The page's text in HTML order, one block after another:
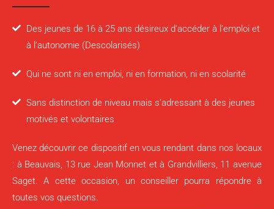
Des jeunes de 16 à 25 ans désireux d’accéder à l’emploi et
à l’autonomie (Descolarisés)
Qui ne sont ni en emploi, ni en formation, ni en scolarité
Sans distinction de niveau mais s’adressant à des jeunes
motivés et volontaires
Venez découvrir ce dispositif en vous rendant dans nos locaux
: à Beauvais, 13 rue Jean Monnet et à Grandvilliers, 11 avenue
Saget. A cette occasion, un conseiller pourra répondre à
toutes vos questions.